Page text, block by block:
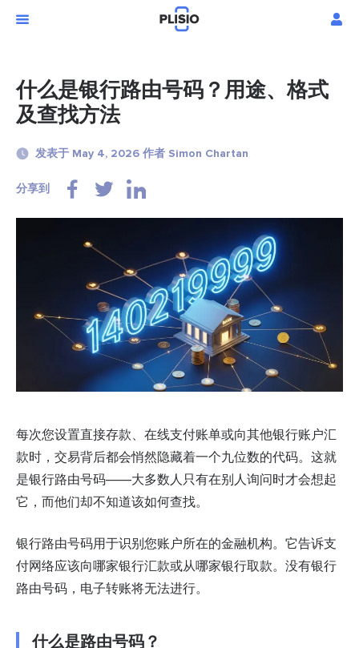
什么是银行路由号码？用途、格式
及查找方法
发表于 May 4, 2026 作者 Simon Chartan
分享到
每次您设置直接存款、在线支付账单或向其他银行账户汇
款时，交易背后都会悄然隐藏着一个九位数的代码。这就
是银行路由号码——大多数人只有在别人询问时才会想起
它，而他们却不知道该如何查找。
银行路由号码用于识别您账户所在的金融机构。它告诉支
付网络应该向哪家银行汇款或从哪家银行取款。没有银行
路由号码，电子转账将无法进行。
什么是路由号码？